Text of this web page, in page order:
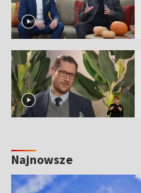
Najnowsze